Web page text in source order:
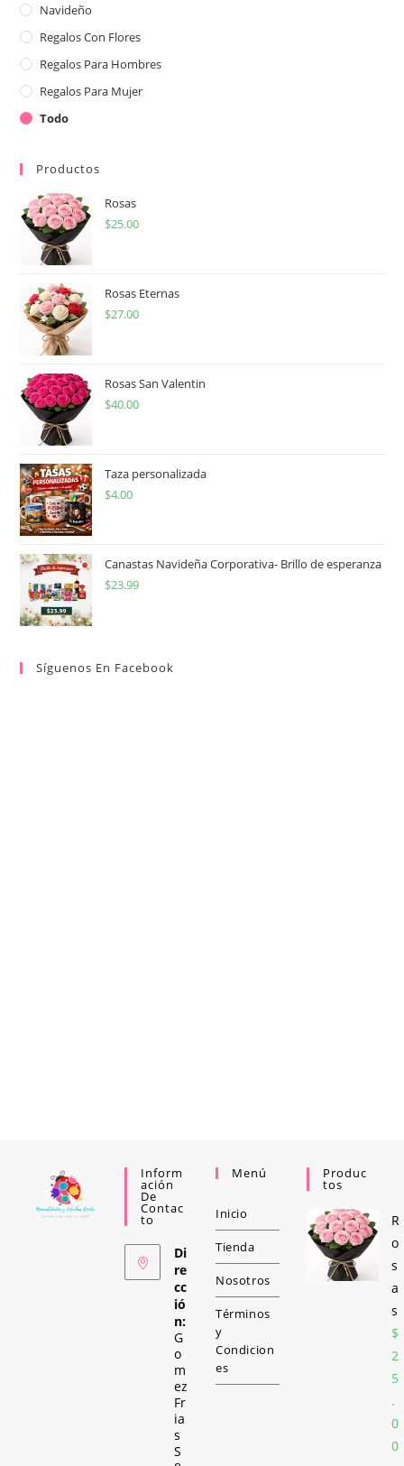
Navideño
Regalos Con Flores
Regalos Para Hombres
Regalos Para Mujer
Todo
Productos
Rosas
$25.00
Rosas Eternas
$27.00
Rosas San Valentin
$40.00
Taza personalizada
$4.00
Canastas Navideña Corporativa- Brillo de esperanza
$23.99
Síguenos En Facebook
Inform
Ación
De
Contac
To
Di
re
cc
ió
n:
G
o
m
ez
Fr
ia
s
S
Menú
Inicio
Tienda
Nosotros
Términos
y
Condicion
es
Produc
Tos
R
o
s
a
s
$
2
5
.
0
0